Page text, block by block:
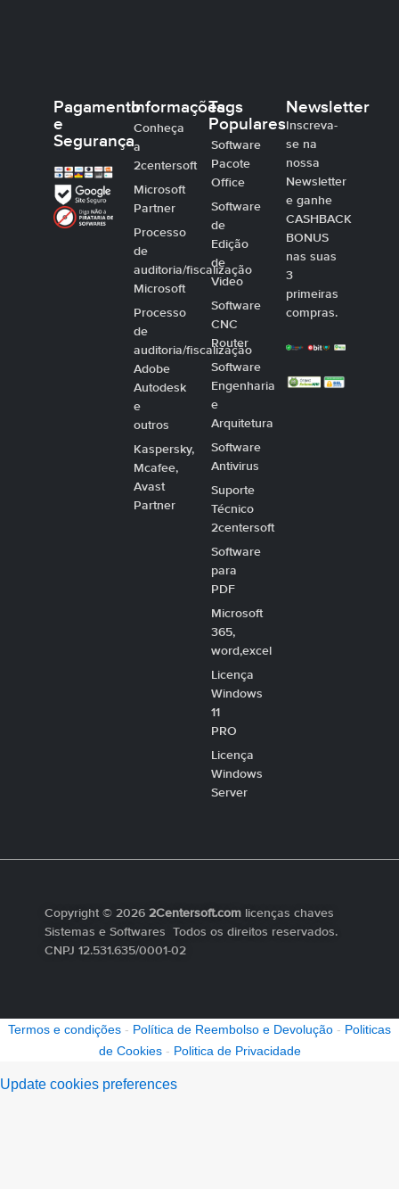
Pagamento
e
Segurança
Informações
Conheça
a
2centersoft
Microsoft
Partner
Processo
de
auditoria/fiscalização
Microsoft
Processo
de
auditoria/fiscalização
Adobe
Autodesk
e
outros
Kaspersky,
Mcafee,
Avast
Partner
Tags
Populares
Software
Pacote
Office
Software
de
Edição
de
Video
Software
CNC
Router
Software
Engenharia
e
Arquitetura
Software
Antivirus
Suporte
Técnico
2centersoft
Software
para
PDF
Microsoft
365,
word,excel
Licença
Windows
11
PRO
Licença
Windows
Server
Newsletter
Inscreva-
se na
nossa
Newsletter
e ganhe
CASHBACK
BONUS
nas suas
3
primeiras
compras.
Copyright © 2026 2Centersoft.com licenças chaves
Sistemas e Softwares Todos os direitos reservados.
CNPJ 12.531.635/0001-02
Termos e condições - Política de Reembolso e Devolução - Politicas
de Cookies- Politica de Privacidade
Update cookies preferences